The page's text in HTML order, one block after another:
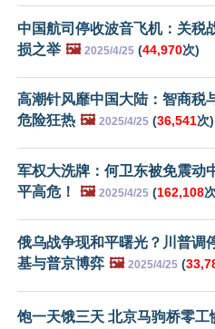
中国航司停收波音飞机：关税
损之举 🖼️ 2025/4/25 (44,970次)
高潮针风靡中国大陆：智商税
危险狂热 🖼️ 2025/4/25 (36,541次)
军权大洗牌：何卫东被免震动
平高危！
🖼️ 2025/4/25 (162,108
俄乌战争现和平曙光？川普调
基与普京博弈 🖼️ 2025/4/25 (
饱一天饿三天 北京马驹桥零工